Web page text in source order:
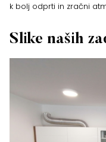
k bolj odprti in zračni
Slike naših